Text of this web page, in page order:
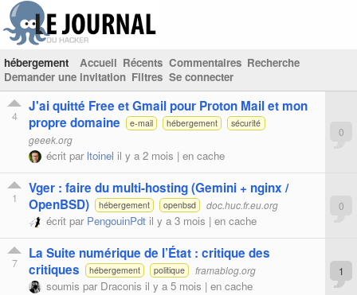
hébergement Accueil Récents Commentaires Recherche
Demander une invitation Filtres Se connecter
4
J'ai quitté Free et Gmail pour Proton Mail et mon
propre domaine
e-mail hébergement sécurité
geeek.org
écrit par ltoinel il y a 2 mois | en cache
0
1
Vger : faire du multi-hosting (Gemini + nginx /
OpenBSD)
hébergement openbsd doc.huc.fr.eu.org
écrit par PengouinPdt il y a 3 mois | en cache
0
7
La Suite numérique de l’État : critique des
critiques
hébergement politique framablog.org
soumis par Draconis il y a 5 mois | en cache
1